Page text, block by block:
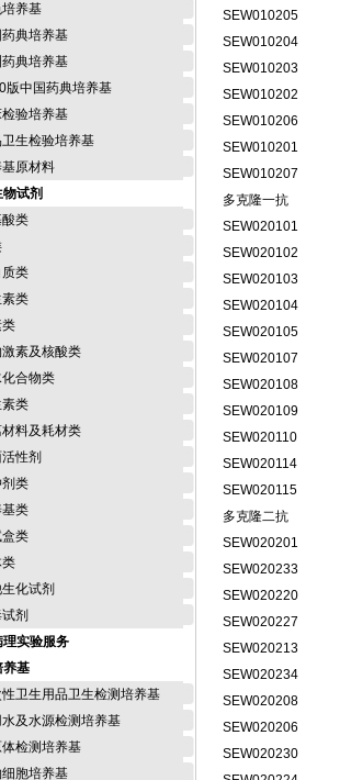
培养基
典培养基
药典培养基
版中国药典培养基
验培养基
生检验培养基
原材料
物试剂
类
类
类
素及核酸类
合物类
类
料及耗材类
性剂
类
类
类
化试剂
剂
理实验服务
养基
卫生用品卫生检测培养基
及水源检测培养基
检测培养基
胞培养基
SEW010205
SEW010204
SEW010203
SEW010202
SEW010206
SEW010201
SEW010207
多克隆一抗
SEW020101
SEW020102
SEW020103
SEW020104
SEW020105
SEW020107
SEW020108
SEW020109
SEW020110
SEW020114
SEW020115
多克隆二抗
SEW020201
SEW020233
SEW020220
SEW020227
SEW020213
SEW020234
SEW020208
SEW020206
SEW020230